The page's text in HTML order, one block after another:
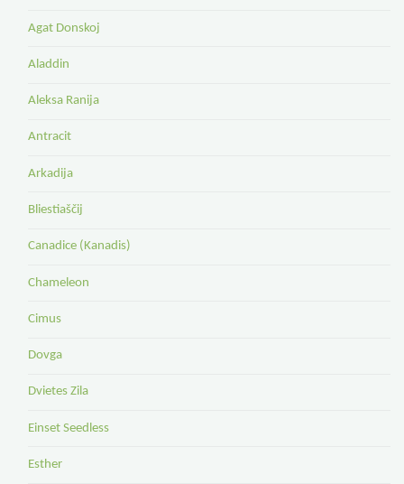
Agat Donskoj
Aladdin
Aleksa Ranija
Antracit
Arkadija
Bliestiaščij
Canadice (Kanadis)
Chameleon
Cimus
Dovga
Dvietes Zila
Einset Seedless
Esther